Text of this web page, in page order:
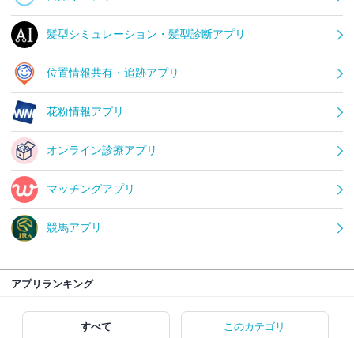
髪型シミュレーション・髪型診断アプリ
位置情報共有・追跡アプリ
花粉情報アプリ
オンライン診療アプリ
マッチングアプリ
競馬アプリ
アプリランキング
すべて このカテゴリ